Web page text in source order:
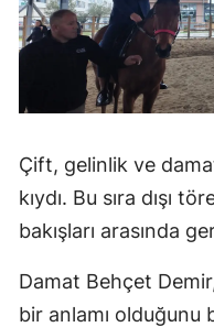
Çift, gelinlik ve
kıydı. Bu sıra dışı
bakışları arasında
Damat Behçet
bir anlamı